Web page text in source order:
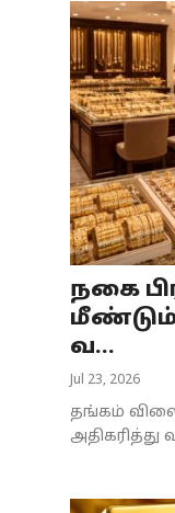
நகை
வ...
Jul 23, 2026
தங்கம்
அதிகரித்து